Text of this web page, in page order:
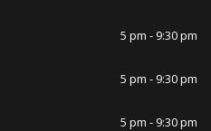
5 pm - 9:30 pm
5 pm - 9:30 pm
5 pm - 9:30 pm